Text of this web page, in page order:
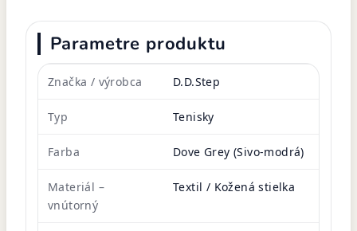
Parametre produktu
Značka / výrobca D.D.Step
Typ Tenisky
Farba Dove Grey (Sivo-modrá)
Materiál –
vnútorný
Textil / Kožená stielka